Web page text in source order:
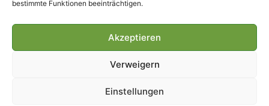
bestimmte Funktionen beeinträchtigen.
Akzeptieren
Verweigern
Einstellungen
Villmools Merci! Bis nächst
Joer!